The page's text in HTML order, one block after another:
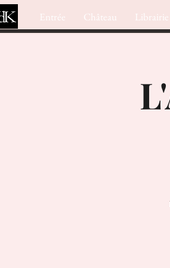
Entrée Château Librairie